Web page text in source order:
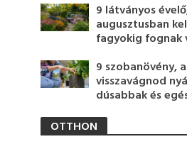
9 látványos
augusztusban
fagyokig fognak
9 szobanövény,
visszavágnod
dúsabbak és
OTTHON